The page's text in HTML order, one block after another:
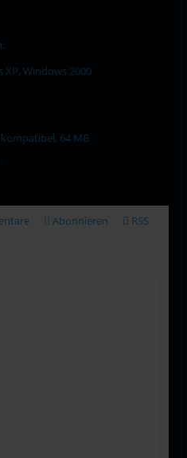
Windows 2000
64 MB
Abonnieren RSS